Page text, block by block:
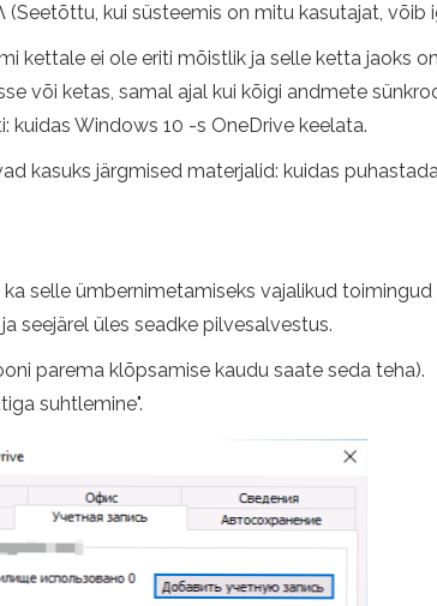
(Seetõttu, kui süsteemis on mitu kasutajat, võib
kettale ei ole eriti mõistlik ja selle ketta jaoks
või ketas, samal ajal kui kõigi andmete
kuidas Windows 10 -s OneDrive keelata.
kasuks järgmised materjalid: kuidas
selle ümbernimetamiseks vajalikud
seejärel üles seadke pilvesalvestus.
parema klõpsamise kaudu saate seda teha).
suhtlemine".